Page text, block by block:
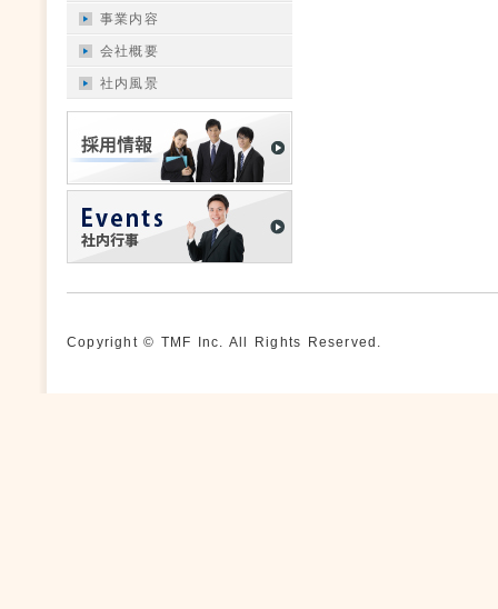
事業内容
会社概要
社内風景
Copyright © TMF Inc. All Rights Reserved.